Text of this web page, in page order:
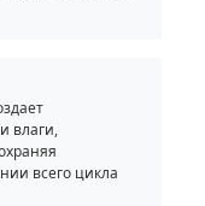
влаги,
всего цикла